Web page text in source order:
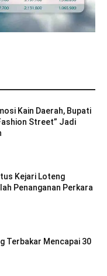
Kain Daerah, Bupati
Street” Jadi
Kejari Loteng
Penanganan Perkara
Terbakar Mencapai 30